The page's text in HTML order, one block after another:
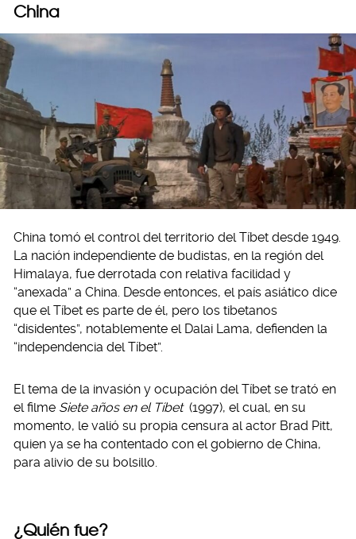
China
China tomó el control del territorio del Tíbet desde 1949.
La nación independiente de budistas, en la región del
Himalaya, fue derrotada con relativa facilidad y
“anexada” a China. Desde entonces, el país asiático dice
que el Tíbet es parte de él, pero los tibetanos
“disidentes”, notablemente el Dalai Lama, defienden la
“independencia del Tíbet”.
El tema de la invasión y ocupación del Tíbet se trató en
el filme Siete años en el Tíbet (1997), el cual, en su
momento, le valió su propia censura al actor Brad Pitt,
quien ya se ha contentado con el gobierno de China,
para alivio de su bolsillo.
¿Quién fue?